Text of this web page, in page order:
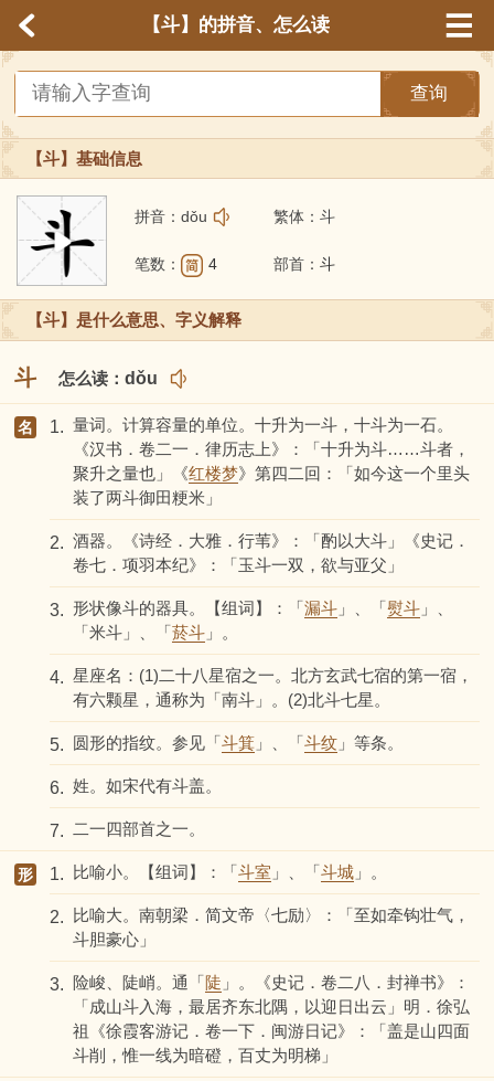
【斗】的拼音、怎么读
查询
【斗】基础信息
拼音： dǒu 繁体： 斗
部首： 斗
笔数： 4
顺
【斗】是什么意思、字义解释
斗 怎么读： dǒu
名 1. 量词。计算容量的单位。十升为一斗，十斗为一石。
《汉书．卷二一．律历志上》：「十升为斗……斗者，
聚升之量也」《红楼梦》第四二回：「如今这一个里头
装了两斗御田粳米」
2. 酒器。《诗经．大雅．行苇》：「酌以大斗」《史记．
卷七．项羽本纪》：「玉斗一双，欲与亚父」
3. 形状像斗的器具。【组词】：「 漏斗」、「 熨斗」、
「米斗」、「 菸斗」。
4. 星座名：(1)二十八星宿之一。北方玄武七宿的第一宿，
有六颗星，通称为「南斗」。(2)北斗七星。
5. 圆形的指纹。参见「 斗箕」、「 斗纹」等条。
6. 姓。如宋代有斗盖。
7. 二一四部首之一。
形 1. 比喻小。【组词】：「 斗室 」、「 斗城」。
2.
比喻大。南朝梁．简文帝〈七励〉：「至如牵钩壮气，
斗胆豪心」
3. 险峻、陡峭。通「 陡 」。《史记．卷二八．封禅书》：
「成山斗入海，最居齐东北隅，以迎日出云」明．徐弘
祖《徐霞客游记．卷一下．闽游日记》：「盖是山四面
斗削，惟一线为暗磴，百丈为明梯」